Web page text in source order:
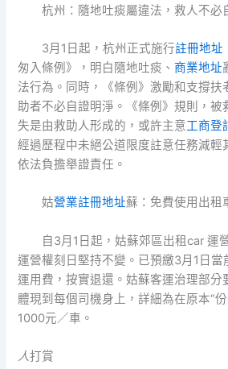
杭州：隨地吐痰屬違法，救人不必
3月1日起，杭州正式施行註冊地址
匆入條例》，明白隨地吐痰、商業地址
法行為。同時，《條例》激勵和支撐扶
助者不必自證明淨。《條例》規則，被
失是由救助人形成的，或許主意工商登
經過歷程中未絕公道限度註意任務減輕
依法負擔舉證責任。
姑營業註冊地址蘇：免費使用出租
自3月1日起，姑蘇郊區出租car 運營
運營權刻日堅持不變。已預繳3月1日當
運用費，按實退還。姑蘇客運治理部分
體現到每個司機身上，詳細為在原本“
1000元／車。
人打賞